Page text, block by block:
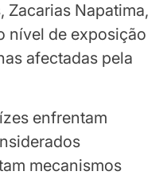
Zacarias Napatima,
nível de exposição
afectadas pela
enfrentam
mecanismos